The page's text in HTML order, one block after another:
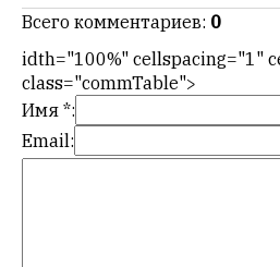
с
Редакция
не
в
Всего комментариев: 0
idth="100%" cellspacing="1"
class="commTable">
Имя *:
Email: